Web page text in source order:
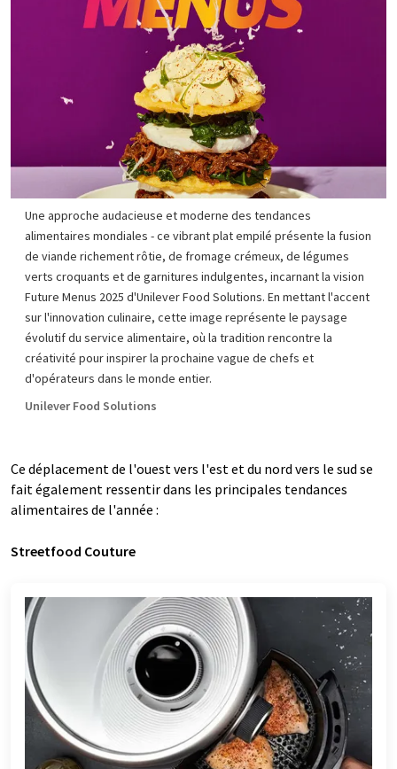
Une approche audacieuse et moderne des tendances
alimentaires mondiales - ce vibrant plat empilé présente la fusion
de viande richement rôtie, de fromage crémeux, de légumes
verts croquants et de garnitures indulgentes, incarnant la vision
Future Menus 2025 d'Unilever Food Solutions. En mettant l'accent
sur l'innovation culinaire, cette image représente le paysage
évolutif du service alimentaire, où la tradition rencontre la
créativité pour inspirer la prochaine vague de chefs et
d'opérateurs dans le monde entier.
Unilever Food Solutions
Ce déplacement de l'ouest vers l'est et du nord vers le sud se
fait également ressentir dans les principales tendances
alimentaires de l'année :
Streetfood Couture